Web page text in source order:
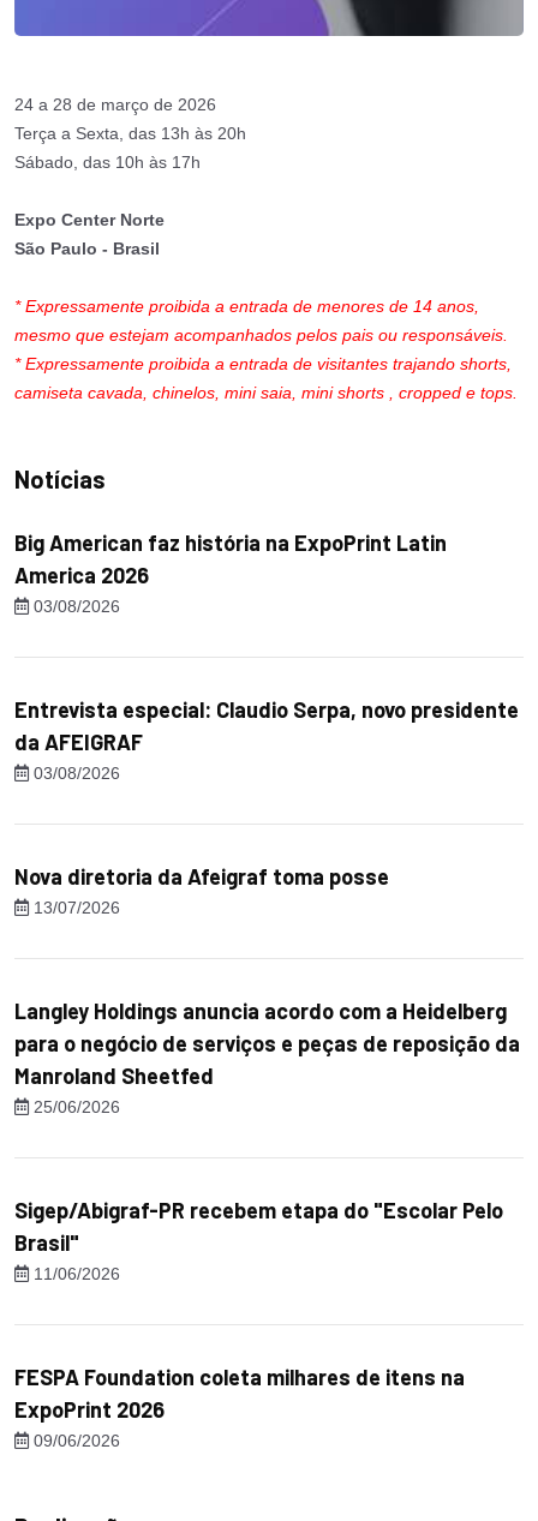
24 a 28 de março de 2026
Terça a Sexta, das 13h às 20h
Sábado, das 10h às 17h
Expo Center Norte
São Paulo - Brasil
* Expressamente proibida a entrada de menores de 14 anos,
mesmo que estejam acompanhados pelos pais ou responsáveis.
* Expressamente proibida a entrada de visitantes trajando shorts,
camiseta cavada, chinelos, mini saia, mini shorts , cropped e tops.
Notícias
Big American faz história na ExpoPrint Latin
America 2026
03/08/2026
Entrevista especial: Claudio Serpa, novo presidente
da AFEIGRAF
03/08/2026
Nova diretoria da Afeigraf toma posse
13/07/2026
Langley Holdings anuncia acordo com a Heidelberg
para o negócio de serviços e peças de reposição da
Manroland Sheetfed
25/06/2026
Sigep/Abigraf-PR recebem etapa do "Escolar Pelo
Brasil"
11/06/2026
FESPA Foundation coleta milhares de itens na
ExpoPrint 2026
09/06/2026